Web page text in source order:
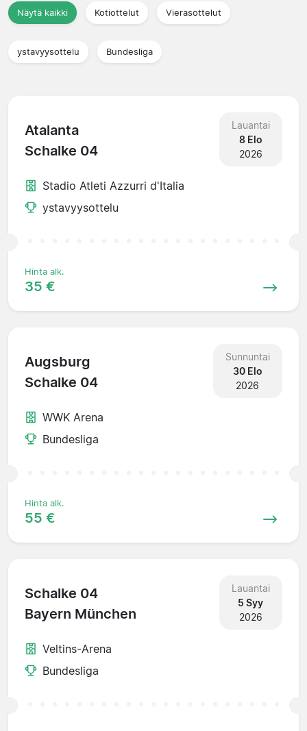
Näytä kaikki Kotiottelut Vierasottelut
ystavyysottelu Bundesliga
Atalanta
Schalke 04
Lauantai
8 Elo
2026
Stadio Atleti Azzurri d'Italia
ystavyysottelu
Hinta alk.
35 €
Augsburg
Schalke 04
Sunnuntai
30 Elo
2026
WWK Arena
Bundesliga
Hinta alk.
55 €
Schalke 04
Bayern München
Lauantai
5 Syy
2026
Veltins-Arena
Bundesliga